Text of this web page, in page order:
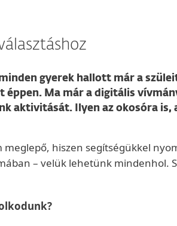
gyerek hallott már a
éppen. Ma már a digitális
aktivitását. Ilyen az okosóra
meglepő, hiszen segítségükkel
– velük lehetünk mindenhol.